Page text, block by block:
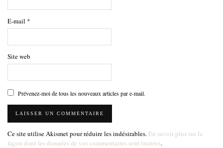
E-mail *
Site web
Prévenez-moi de tous les nouveaux articles par e-mail.
Ce site utilise Akismet pour réduire les indésirables. En savoir plus sur la
façon dont les données de vos commentaires sont traitées.